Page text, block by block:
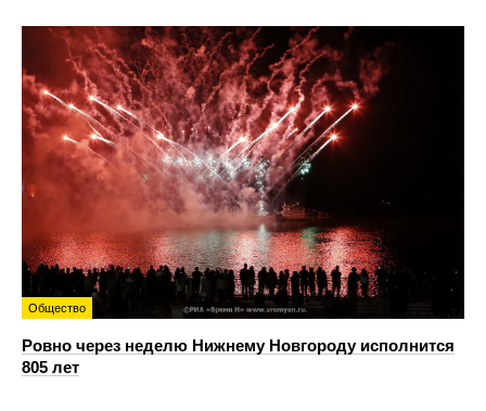
Общество
Ровно через неделю Нижнему Новгороду исполнится
805 лет